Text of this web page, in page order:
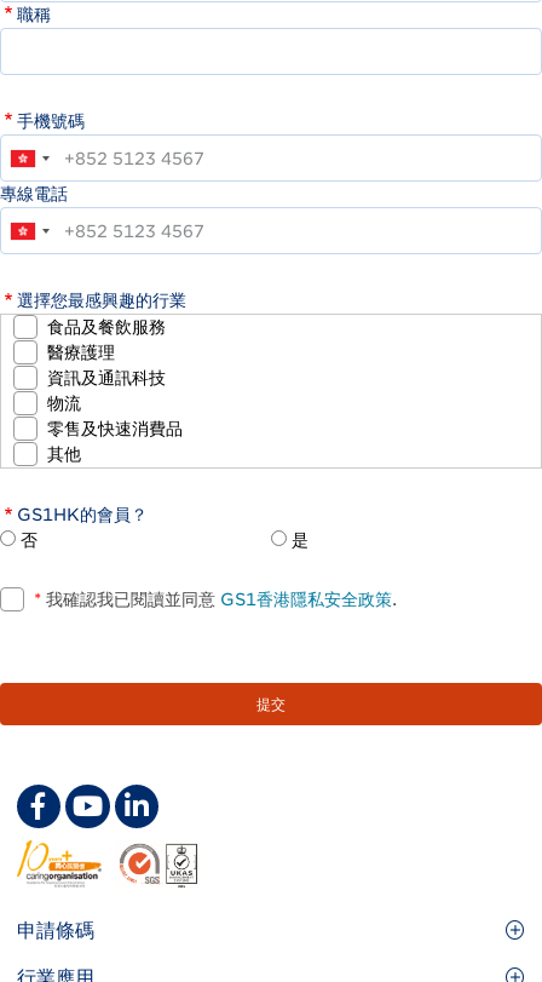
職稱
手機號碼
專線電話
選擇您最感興趣的行業
食品及餐飲服務
醫療護理
資訊及通訊科技
物流
零售及快速消費品
其他
GS1HK的會員？
否
是
* 我確認我已閱讀並同意 GS1香港隱私安全政策.
Footer
Site
申請條碼
GS1條碼